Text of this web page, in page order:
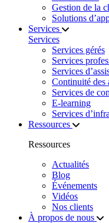
Gestion de la
Solutions
Services
Services
Services gérés
Services
Services
Continuité des
Services de
E‑learning
Services
Ressources
Ressources
Actualités
Blog
Événements
Vidéos
Nos clients
À propos de nous